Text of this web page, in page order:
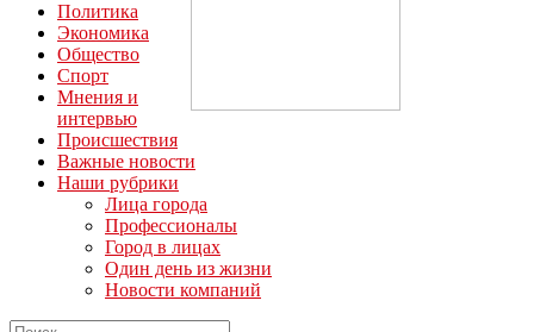
Политика
Экономика
Общество
Спорт
Мнения и
интервью
Происшествия
Важные новости
Наши рубрики
Лица города
Профессионалы
Город в лицах
Один день из жизни
Новости компаний